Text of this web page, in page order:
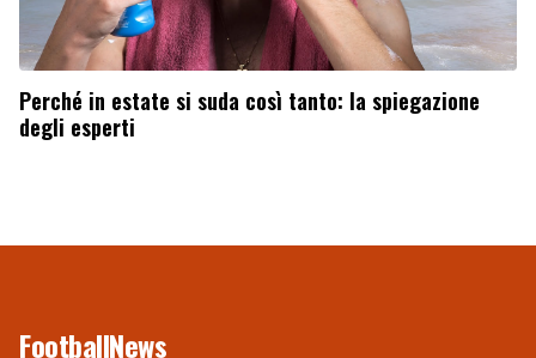
Perché in estate si suda così tanto: la spiegazione
degli esperti
FootballNews